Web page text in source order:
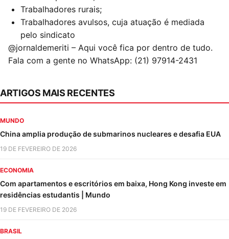
Trabalhadores rurais;
Trabalhadores avulsos, cuja atuação é mediada
pelo sindicato
@jornaldemeriti – Aqui você fica por dentro de tudo.
Fala com a gente no WhatsApp: (21) 97914-2431
ARTIGOS MAIS RECENTES
MUNDO
China amplia produção de submarinos nucleares e desafia EUA
19 DE FEVEREIRO DE 2026
ECONOMIA
Com apartamentos e escritórios em baixa, Hong Kong investe em
residências estudantis | Mundo
19 DE FEVEREIRO DE 2026
BRASIL